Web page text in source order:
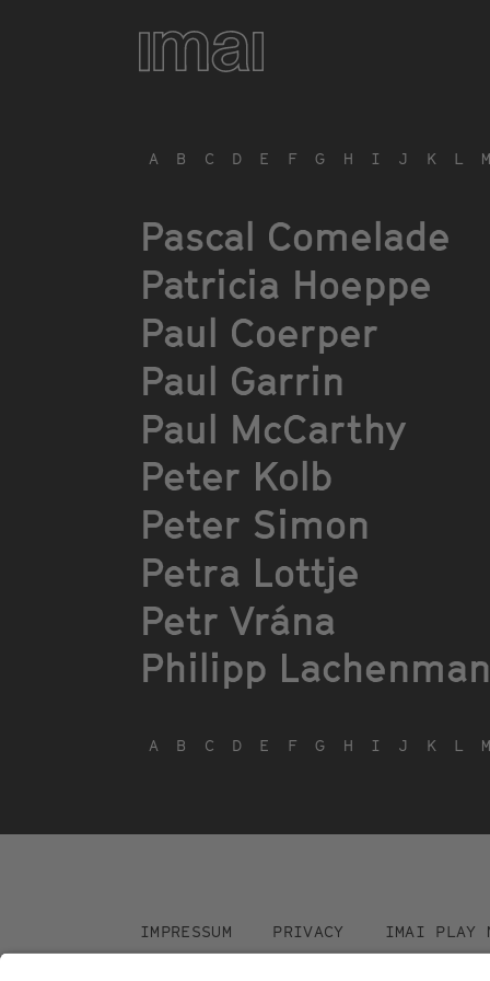
A B C D E F G H I J K L M
Pascal Comelade
Patricia Hoeppe
Paul Coerper
Paul Garrin
Paul McCarthy
Peter Kolb
Peter Simon
Petra Lottje
Petr Vrána
Philipp
A B C D E F G H I J K L M
Footer
menu
IMPRESSUM PRIVACY IMAI PLAY